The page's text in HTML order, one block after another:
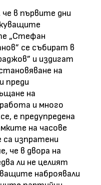
в първите дни
„Стефан
се събират в
и издигат
на
преди
на
и много
е предупредена
на часове
изпратени
че в двора на
ли не целият
наброявали